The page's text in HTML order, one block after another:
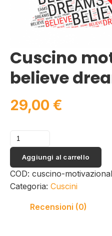
Cuscino
believe
29,00 €
Cuscino
motivazionale
believe
dreams
quantità
Aggiungi al carrello
COD: cuscino-
Categoria: Cuscini
Recensioni (0)